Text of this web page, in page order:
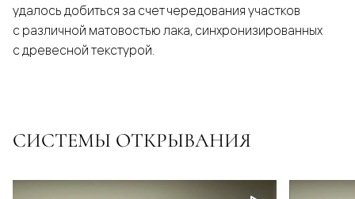
удалось добиться за счет чередования участков
с различной матовостью лака, синхронизированных
с древесной текстурой.
СИСТЕМЫ ОТКРЫВАНИЯ